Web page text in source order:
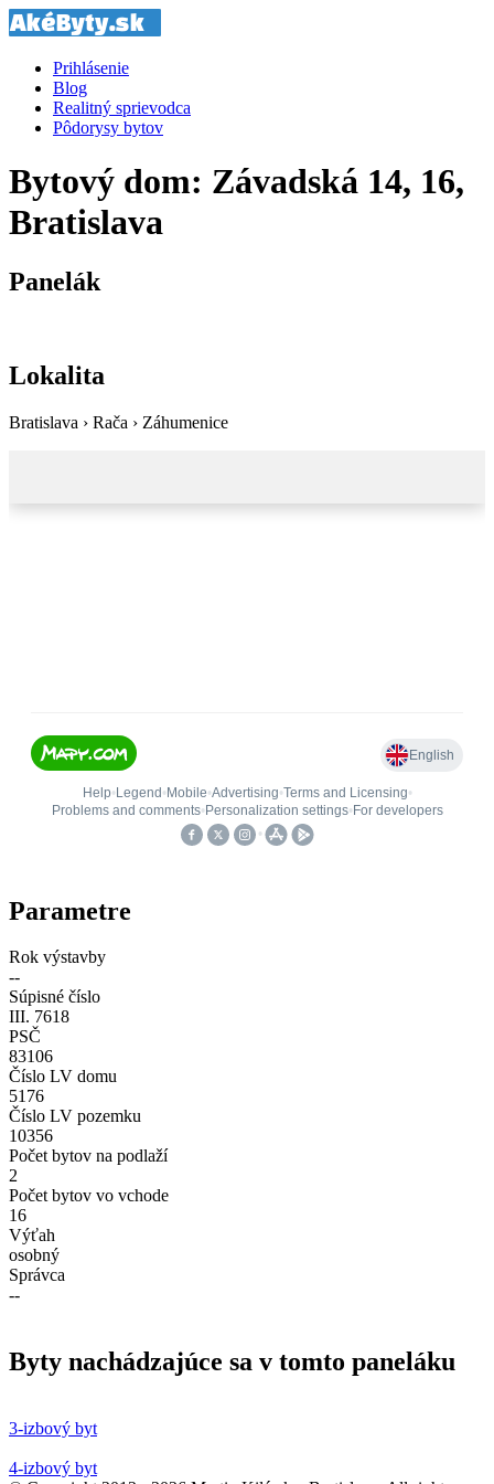
Prihlásenie
Blog
Realitný sprievodca
Pôdorysy bytov
Bytový dom: Závadská 14, 16,
Bratislava
Panelák
Lokalita
Bratislava › Rača › Záhumenice
Parametre
Rok výstavby
--
Súpisné číslo
III. 7618
PSČ
83106
Číslo LV domu
5176
Číslo LV pozemku
10356
Počet bytov na podlaží
2
Počet bytov vo vchode
16
Výťah
osobný
Správca
--
Byty nachádzajúce sa v tomto paneláku
3-izbový byt
4-izbový byt